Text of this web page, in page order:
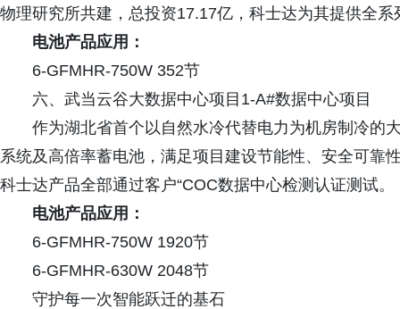
物理研究所共建，总投资17.17亿，科士达为其提供全
电池产品应用：
6-GFMHR-750W 352节
六、武当云谷大数据中心项目1-A#数据中心项目
作为湖北省首个以自然水冷代替电力为机房制冷的
系统及高倍率蓄电池，满足项目建设节能性、安全可靠
科士达产品全部通过客户“COC数据中心检测认证测试。
电池产品应用：
6-GFMHR-750W 1920节
6-GFMHR-630W 2048节
守护每一次智能跃迁的基石